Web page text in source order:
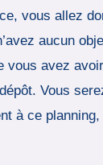
vous allez
aucun
vous avez
Vous
à ce